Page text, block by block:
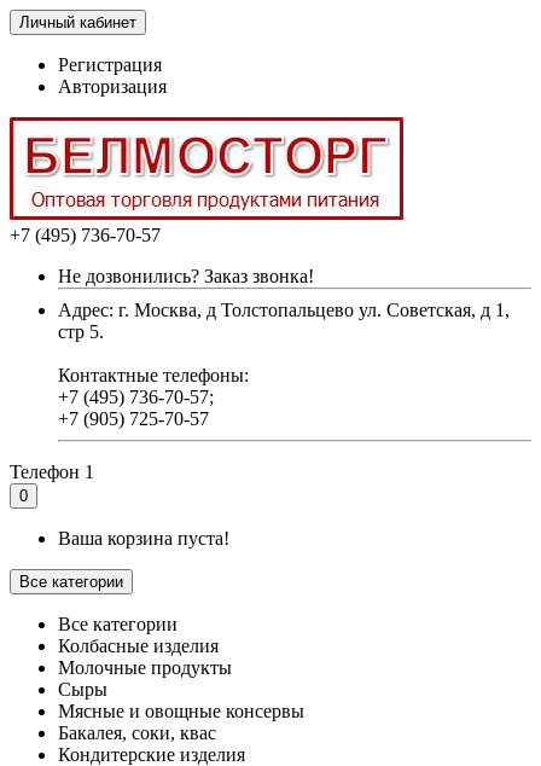
Личный кабинет
Регистрация
Авторизация
+7 (495) 736-70-57
Не дозвонились? Заказ звонка!
Адрес: г. Москва, д Толстопальцево ул. Советская, д 1,
стр 5.
Контактные телефоны:
+7 (495) 736-70-57;
+7 (905) 725-70-57
Телефон 1
0
Ваша корзина пуста!
Все категории
Все категории
Колбасные изделия
Молочные продукты
Сыры
Мясные и овощные консервы
Бакалея, соки, квас
Кондитерские изделия